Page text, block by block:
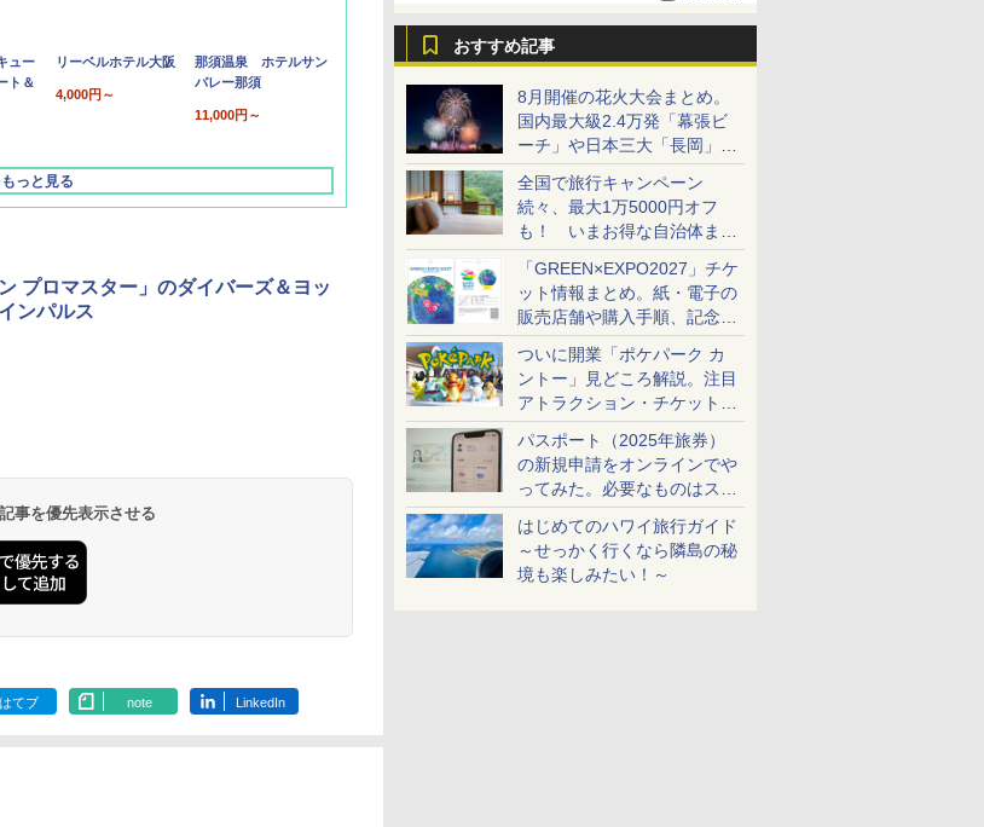
おすすめ記事
8月開催の花火大会まとめ。
国内最大級2.4万発「幕張ビ
ーチ」や日本三大「長岡」な
ど大型イベント目白押し！
全国で旅行キャンペーン
続々、最大1万5000円オフ
も！ いまお得な自治体まと
め
「GREEN×EXPO2027」チケ
ット情報まとめ。紙・電子の
販売店舗や購入手順、記念チ
ケットも解説
ついに開業「ポケパーク カ
ントー」見どころ解説。注目
アトラクション・チケット手
配・来場前に必要な準備は？
パスポート（2025年旅券）
の新規申請をオンラインでや
ってみた。必要なものはスマ
ホとマイナカードのみ
はじめてのハワイ旅行ガイド
～せっかく行くなら隣島の秘
境も楽しみたい！～
ュー
ト＆
リーベルホテル大阪
4,000円～
那須温泉 ホテルサン
バレー那須
11,000円～
っと見る
プロマスター」のダイバーズ＆ヨッ
ンパルス
事を優先表示させる
はてブ note LinkedIn